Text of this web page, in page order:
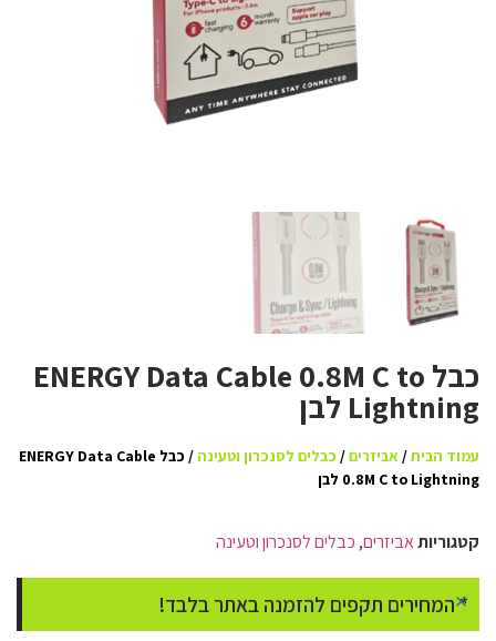
כבל ENERGY Data Cable 0.8M C to
Lightning לבן
עמוד הבית/ אביזרים/ כבלים לסנכרון וטעינה
/ כבל ENERGY Data Cable
0.8M C to Lightning לבן
קטגוריותאביזרים, כבלים לסנכרון וטעינה
* המחירים תקפים להזמנה באתר בלבד!
×